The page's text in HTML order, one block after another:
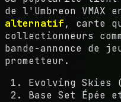
de l'Umbreon VMAX
alternatif, carte
collectionneurs
bande-annonce de
prometteur.
Evolving Skies
Base Set Épée